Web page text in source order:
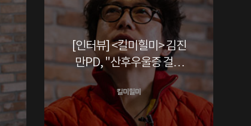
[인터뷰] <킬미힐미> 김진
만PD, "산후우울증 걸린
킬미힐미